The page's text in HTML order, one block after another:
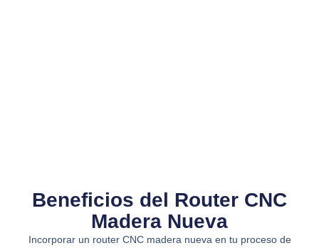
Beneficios del Router CNC
Madera Nueva
Incorporar un router CNC madera nueva en tu proceso de